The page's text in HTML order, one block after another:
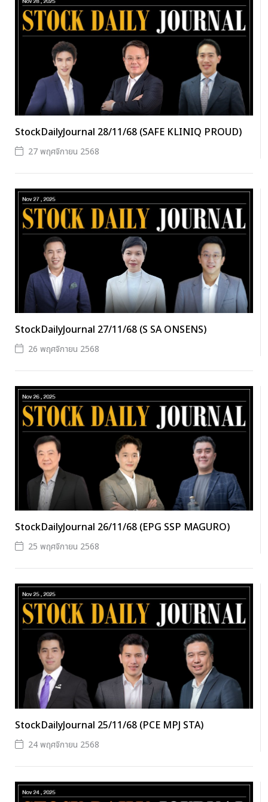
StockDailyJournal 28/11/68 (SAFE KLINIQ PROUD)
27 พฤศจิกายน 2568
StockDailyJournal 27/11/68 (S SA ONSENS)
26 พฤศจิกายน 2568
StockDailyJournal 26/11/68 (EPG SSP MAGURO)
25 พฤศจิกายน 2568
StockDailyJournal 25/11/68 (PCE MPJ STA)
24 พฤศจิกายน 2568